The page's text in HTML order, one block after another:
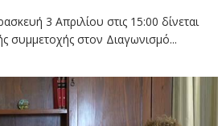
3 Απριλίου στις 15:00 δίνεται
συμμετοχής στον Διαγωνισμό...